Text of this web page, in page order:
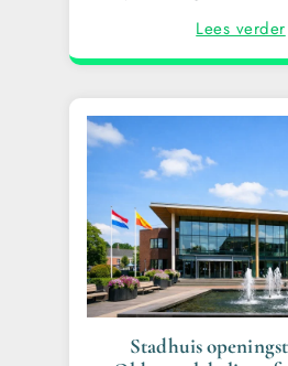
Lees verder
Stadhuis